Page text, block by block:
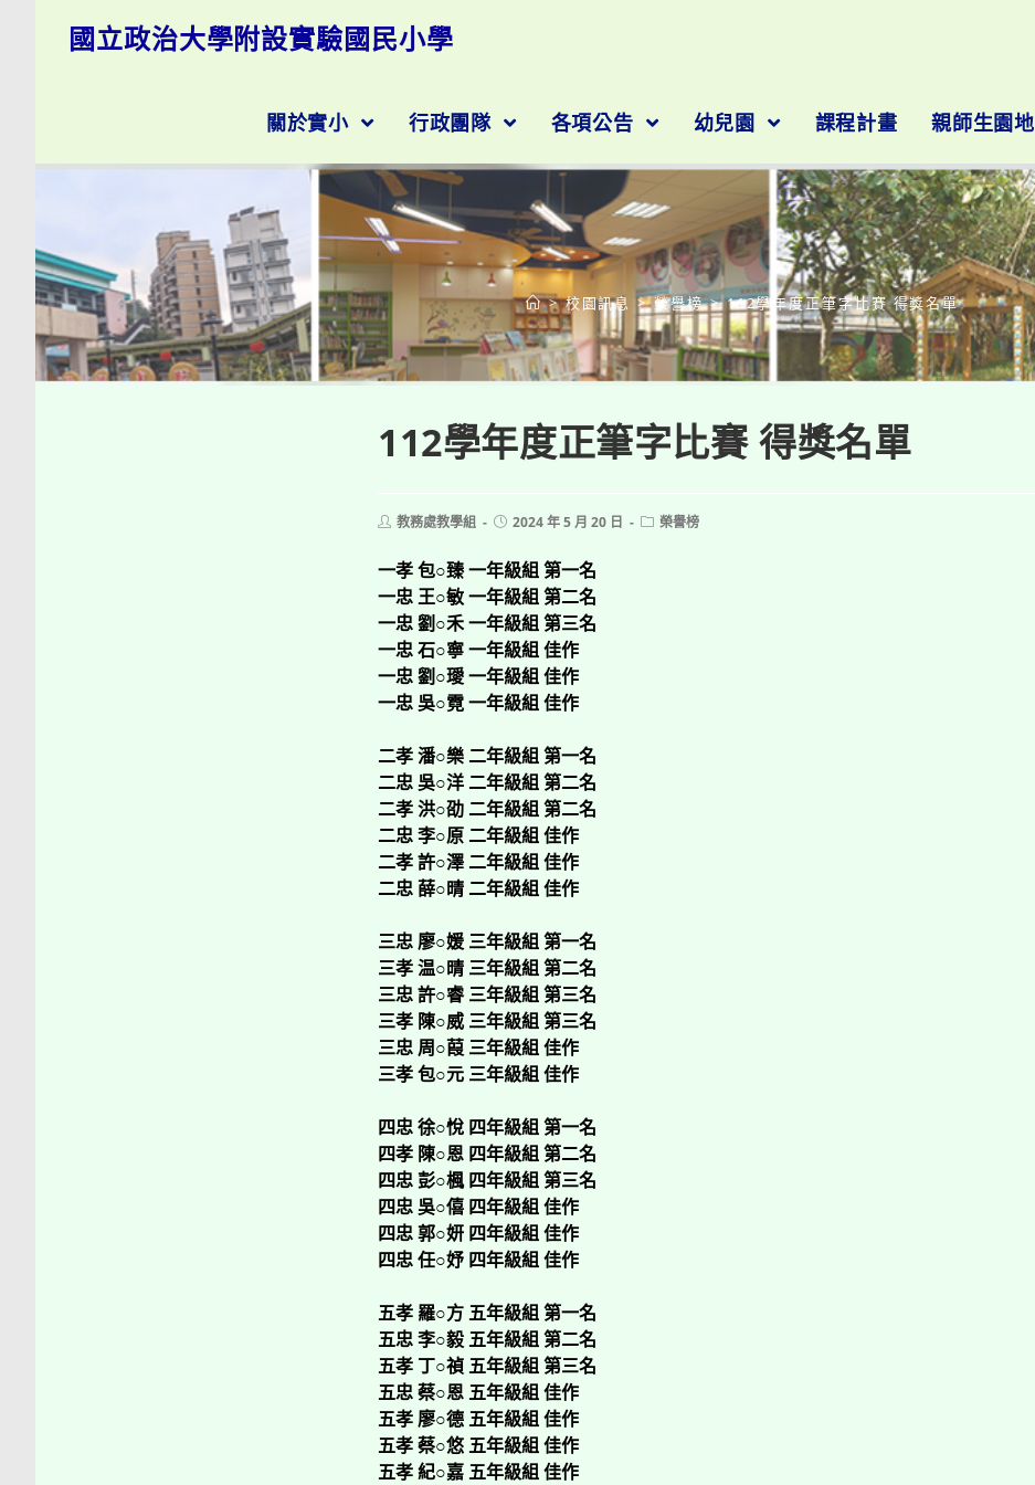
國立政治大學附設實驗國民小學
關於實小 行政團隊 各項公告 幼兒園 課程計畫 親師生園地
部落格
> 校園訊息 > 榮譽榜 > 112學年度正筆字比賽 得獎名單
112學年度正筆字比賽 得獎名單
Post教務處教學組
Post2024 年 5 月 20 日
Post榮譽榜
一孝 包○臻 一年級組 第一名
一忠 王○敏 一年級組 第二名
一忠 劉○禾 一年級組 第三名
一忠 石○寧 一年級組 佳作
一忠 劉○璦 一年級組 佳作
一忠 吳○霓 一年級組 佳作
二孝 潘○樂 二年級組 第一名
二忠 吳○洋 二年級組 第二名
二孝 洪○劭 二年級組 第二名
二忠 李○原 二年級組 佳作
二孝 許○澤 二年級組 佳作
二忠 薛○晴 二年級組 佳作
三忠 廖○媛 三年級組 第一名
三孝 温○晴 三年級組 第二名
三忠 許○睿 三年級組 第三名
三孝 陳○威 三年級組 第三名
三忠 周○葭 三年級組 佳作
三孝 包○元 三年級組 佳作
四忠 徐○悅 四年級組 第一名
四孝 陳○恩 四年級組 第二名
四忠 彭○楓 四年級組 第三名
四忠 吳○僖 四年級組 佳作
四忠 郭○妍 四年級組 佳作
四忠 任○妤 四年級組 佳作
五孝 羅○方 五年級組 第一名
五忠 李○毅 五年級組 第二名
五孝 丁○禎 五年級組 第三名
五忠 蔡○恩 五年級組 佳作
五孝 廖○德 五年級組 佳作
五孝 蔡○悠 五年級組 佳作
五孝 紀○嘉 五年級組 佳作